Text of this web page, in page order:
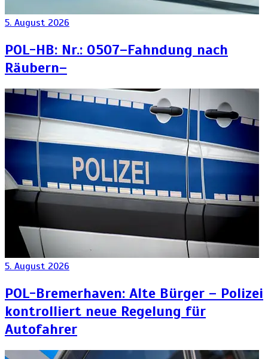
5. August 2026
POL-HB: Nr.: 0507–Fahndung nach
Räubern–
5. August 2026
POL-Bremerhaven: Alte Bürger – Polizei
kontrolliert neue Regelung für
Autofahrer